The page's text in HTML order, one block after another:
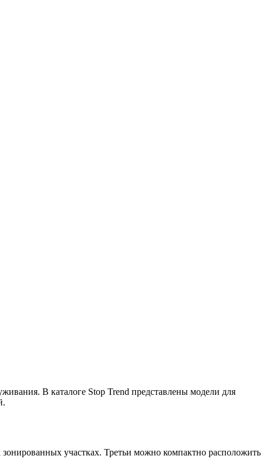
В каталоге Stop Trend представлены модели для
участках. Третьи можно компактно расположить